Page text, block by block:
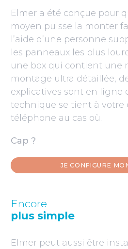
Elmer a été conçue pour
moyen puisse la monter
l’aide d’une personne
les panneaux les plus
une box qui contient une
montage ultra détaillée,
explicatives sont en ligne
technique se tient à votre
téléphone au cas où.
Cap ?
JE CONFIGURE
Encore
plus simple
Elmer peut aussi être